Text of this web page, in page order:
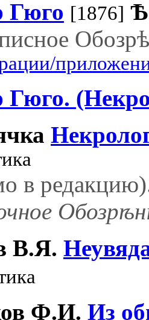
Гюго [1876] Ѣ
Гюго.
в
В.Я.
Ф.И. Из